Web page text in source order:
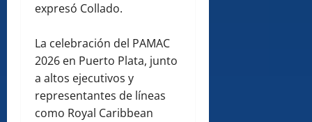
expresó Collado.
La celebración del PAMAC
2026 en Puerto Plata, junto
a altos ejecutivos y
representantes de líneas
como Royal Caribbean